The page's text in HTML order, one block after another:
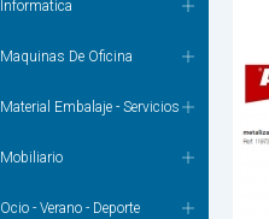
Informatica
Maquinas De Oficina
Material Embalaje - Servicios
Mobiliario
Ocio - Verano - Deporte